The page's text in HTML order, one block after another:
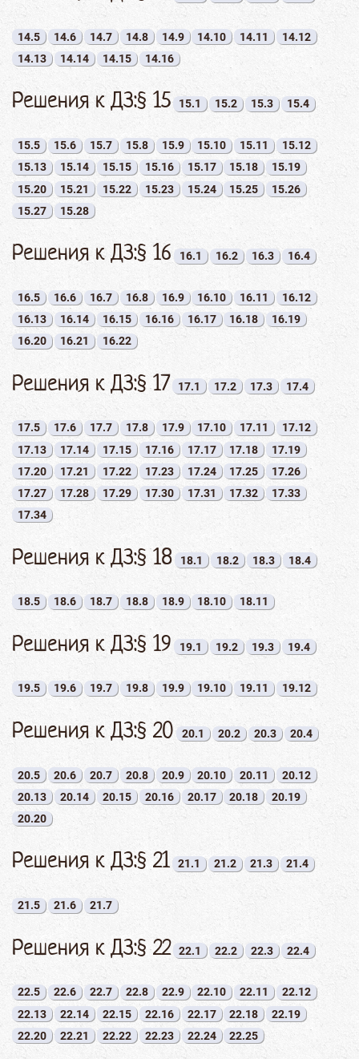
14.5 14.6 14.7 14.8 14.9 14.10 14.11
14.12
14.13
14.14 14.15 14.16
Решения к ДЗ:§ 15 15.1 15.2 15.3 15.4
15.5 15.6 15.7 15.8 15.9 15.10 15.11
15.12
15.13
15.14 15.15 15.16 15.17 15.18
15.19
15.20
15.21 15.22 15.23 15.24 15.25
15.26
15.27
15.28
Решения к ДЗ:§ 16 16.1 16.2 16.3 16.4
16.5 16.6 16.7 16.8 16.9 16.10 16.11
16.12
16.13
16.14 16.15 16.16 16.17 16.18
16.19
16.20
16.21 16.22
Решения к ДЗ:§ 17 17.1 17.2 17.3 17.4
17.5 17.6 17.7 17.8 17.9 17.10 17.11
17.12
17.13
17.14 17.15 17.16 17.17 17.18
17.19
17.20
17.21 17.22 17.23 17.24 17.25
17.26
17.27
17.28 17.29 17.30 17.31 17.32
17.33
17.34
Решения к ДЗ:§ 18 18.1 18.2 18.3 18.4
18.5 18.6 18.7 18.8 18.9 18.10 18.11
Решения к ДЗ:§ 19 19.1 19.2 19.3 19.4
19.5 19.6 19.7 19.8 19.9 19.10 19.11 19.12
Решения к ДЗ:§ 20 20.1 20.2 20.3 20.4
20.5 20.6 20.7 20.8 20.9 20.10 20.11
20.12
20.13
20.14 20.15 20.16 20.17 20.18
20.19
20.20
Решения к ДЗ:§ 21 21.1 21.2 21.3 21.4
21.5 21.6 21.7
Решения к ДЗ:§ 22 22.1 22.2 22.3 22.4
22.5 22.6 22.7 22.8 22.9 22.10 22.11
22.12
22.13
22.14 22.15 22.16 22.17 22.18
22.19
22.20
22.21 22.22 22.23 22.24 22.25